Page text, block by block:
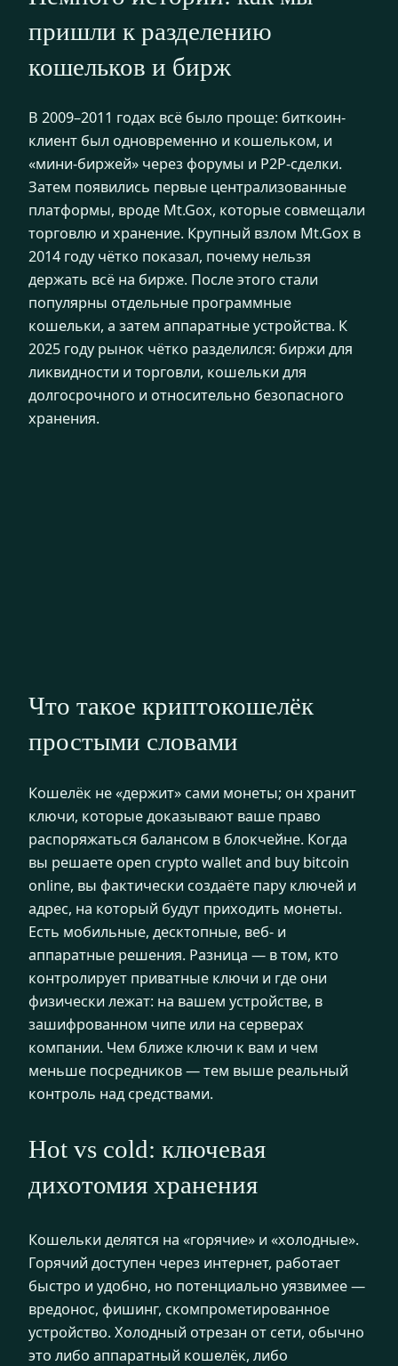
пришли к разделению
кошельков и бирж
В 2009–2011 годах всё было проще: биткоин-
клиент был одновременно и кошельком, и
«мини-биржей» через форумы и P2P-сделки.
Затем появились первые централизованные
платформы, вроде Mt.Gox, которые совмещали
торговлю и хранение. Крупный взлом Mt.Gox в
2014 году чётко показал, почему нельзя
держать всё на бирже. После этого стали
популярны отдельные программные
кошельки, а затем аппаратные устройства. К
2025 году рынок чётко разделился: биржи для
ликвидности и торговли, кошельки для
долгосрочного и относительно безопасного
хранения.
Что такое криптокошелёк
простыми словами
Кошелёк не «держит» сами монеты; он хранит
ключи, которые доказывают ваше право
распоряжаться балансом в блокчейне. Когда
вы решаете open crypto wallet and buy bitcoin
online, вы фактически создаёте пару ключей и
адрес, на который будут приходить монеты.
Есть мобильные, десктопные, веб- и
аппаратные решения. Разница — в том, кто
контролирует приватные ключи и где они
физически лежат: на вашем устройстве, в
зашифрованном чипе или на серверах
компании. Чем ближе ключи к вам и чем
меньше посредников — тем выше реальный
контроль над средствами.
Hot vs cold: ключевая
дихотомия хранения
Кошельки делятся на «горячие» и «холодные».
Горячий доступен через интернет, работает
быстро и удобно, но потенциально уязвимее —
вредонос, фишинг, скомпрометированное
устройство. Холодный отрезан от сети, обычно
это либо аппаратный кошелёк, либо